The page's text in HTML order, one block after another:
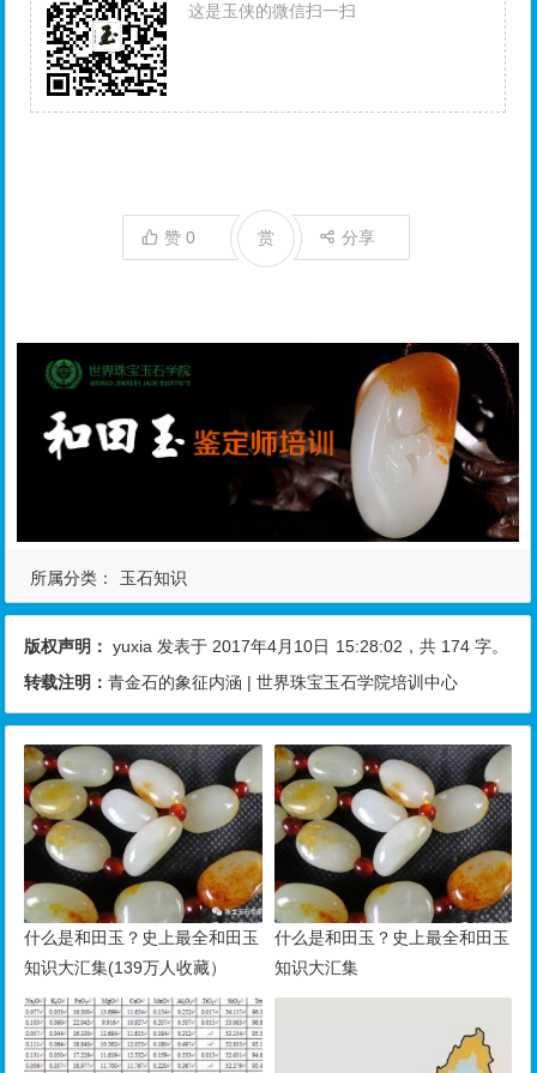
这是玉侠的微信扫一扫
赞0 分享
赏
所属分类： 玉石知识
版权声明： yuxia 发表于 2017年4月10日 15:28:02 ，共 174 字。
转载注明：青金石的象征内涵 | 世界珠宝玉石学院培训中心
什么是和田玉？史上最全和田玉
知识大汇集(139万人收藏）
什么是和田玉？史上最全和田玉
知识大汇集